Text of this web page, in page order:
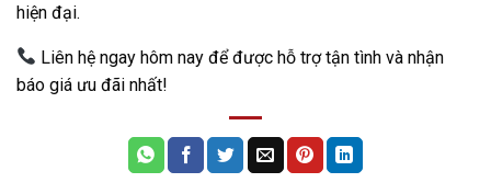
hiện đại.
Liên hệ ngay hôm nay để được hỗ trợ tận tình và nhận
báo giá ưu đãi nhất!